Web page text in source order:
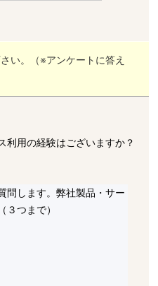
い。（※アンケートに答え
利用の経験はございますか？
問します。弊社製品・サー
３つまで）